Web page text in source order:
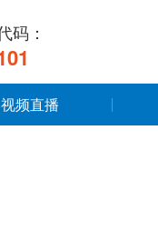
码：
视频直播